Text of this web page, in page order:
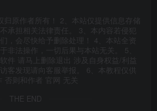
归原作者所有！ 2、本站仅提供信息存储
承担相关法律责任。 3、本内容若侵犯
，会尽快给予删除处理！ 4、本站全资
非法操作，一切后果与本站无关。 5、
件 请马上删除退出 涉及自身权益/利益
客发现请向客服举报。 6、本教程仅供
否则和作者 官网 无关
THE END